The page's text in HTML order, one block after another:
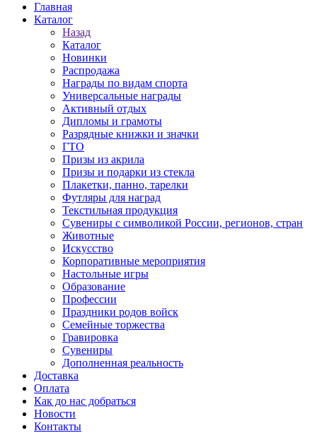
Главная
Каталог
Назад
Каталог
Новинки
Распродажа
Награды по видам спорта
Универсальные награды
Активный отдых
Дипломы и грамоты
Разрядные книжки и значки
ГТО
Призы из акрила
Призы и подарки из стекла
Плакетки, панно, тарелки
Футляры для наград
Текстильная продукция
Сувениры с символикой России, регионов, стран
Животные
Искусство
Корпоративные мероприятия
Настольные игры
Образование
Профессии
Праздники родов войск
Семейные торжества
Гравировка
Сувениры
Дополненная реальность
Доставка
Оплата
Как до нас добраться
Новости
Контакты